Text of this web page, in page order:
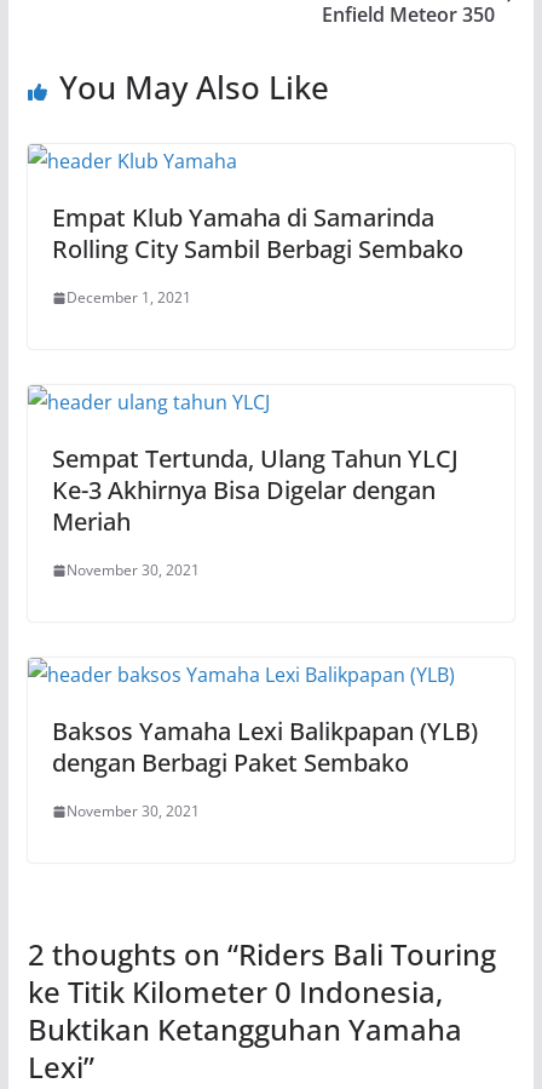
Enfield Meteor 350
You May Also Like
Empat Klub Yamaha di Samarinda
Rolling City Sambil Berbagi Sembako
December 1, 2021
Sempat Tertunda, Ulang Tahun YLCJ
Ke-3 Akhirnya Bisa Digelar dengan
Meriah
November 30, 2021
Baksos Yamaha Lexi Balikpapan (YLB)
dengan Berbagi Paket Sembako
November 30, 2021
2 thoughts on “Riders Bali Touring
ke Titik Kilometer 0 Indonesia,
Buktikan Ketangguhan Yamaha
Lexi”